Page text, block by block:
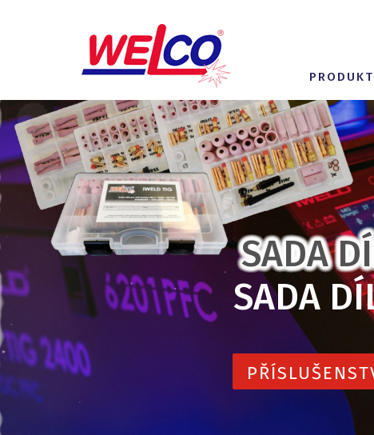
SADA
SADA